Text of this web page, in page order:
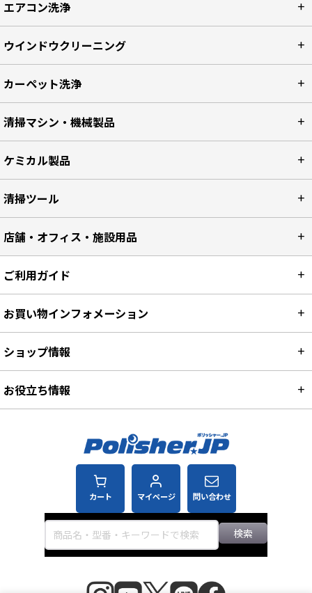
エアコン洗浄
ウインドウクリーニング
カーペット洗浄
清掃マシン・機械製品
ケミカル製品
清掃ツール
店舗・オフィス・施設用品
カート マイページ 問い合わせ
検索
ご利用ガイド
お買い物インフォメーション
ショップ情報
お役立ち情報